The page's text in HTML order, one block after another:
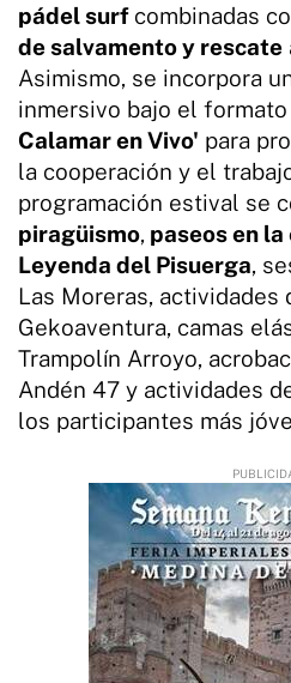
pádel surf combinadas
de salvamento y rescate
Asimismo, se incorpora
inmersivo bajo el formato
Calamar en Vivo' para
la cooperación y el
programación estival se
piragüismo, paseos en
Leyenda del Pisuerga,
Las Moreras, actividades
Gekoaventura, camas
Trampolín Arroyo,
Andén 47 y actividades
los participantes más